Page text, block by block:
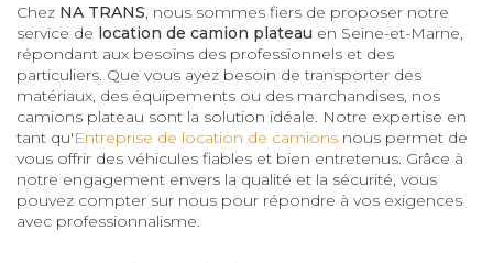
Chez NA TRANS, nous sommes fiers de proposer notre
service de location de camion plateau en Seine-et-Marne,
répondant aux besoins des professionnels et des
particuliers. Que vous ayez besoin de transporter des
matériaux, des équipements ou des marchandises, nos
camions plateau sont la solution idéale. Notre expertise en
tant qu'Entreprise de location de camions nous permet de
vous offrir des véhicules fiables et bien entretenus. Grâce à
notre engagement envers la qualité et la sécurité, vous
pouvez compter sur nous pour répondre à vos exigences
avec professionnalisme.